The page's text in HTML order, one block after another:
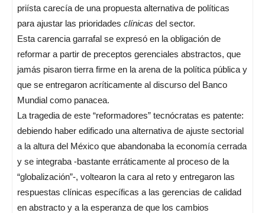
priísta carecía de una propuesta alternativa de políticas
para ajustar las prioridades clínicas del sector.
Esta carencia garrafal se expresó en la obligación de
reformar a partir de preceptos gerenciales abstractos, que
jamás pisaron tierra firme en la arena de la política pública y
que se entregaron acríticamente al discurso del Banco
Mundial como panacea.
La tragedia de este “reformadores” tecnócratas es patente:
debiendo haber edificado una alternativa de ajuste sectorial
a la altura del México que abandonaba la economía cerrada
y se integraba -bastante erráticamente al proceso de la
“globalización”-, voltearon la cara al reto y entregaron las
respuestas clínicas específicas a las gerencias de calidad
en abstracto y a la esperanza de que los cambios